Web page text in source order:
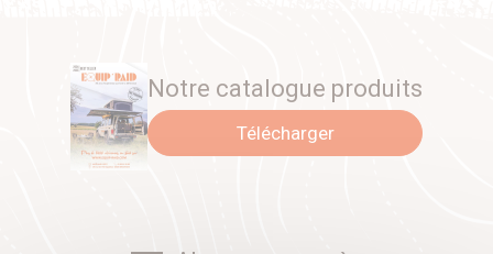
Notre catalogue produits
Télécharger